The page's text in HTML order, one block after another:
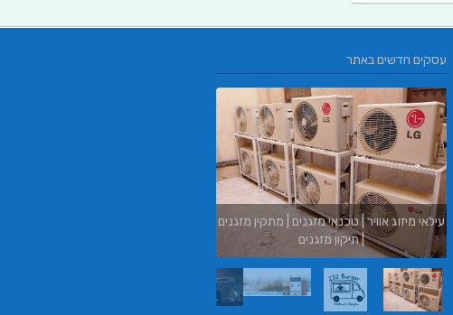
עסקים חדשים באתר
בורגר בר